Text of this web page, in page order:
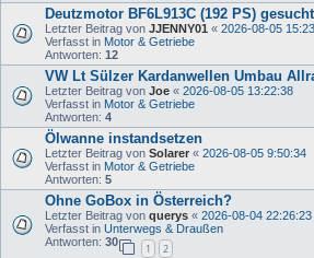
Deutzmotor BF6L913C (192 PS)
Letzter Beitrag von JJENNY01 « 2026-08-05
Verfasst in Motor & Getriebe
Antworten: 12
VW Lt Sülzer Kardanwellen Umbau
Letzter Beitrag von Joe « 2026-08-05 13:22:38
Verfasst in Motor & Getriebe
Antworten: 4
Ölwanne instandsetzen
Letzter Beitrag von Solarer « 2026-08-05 9:50:34
Verfasst in Motor & Getriebe
Antworten: 5
Ohne GoBox in Österreich?
Letzter Beitrag von querys « 2026-08-04 22:26:23
Verfasst in Unterwegs & Draußen
Antworten: 30
1 2